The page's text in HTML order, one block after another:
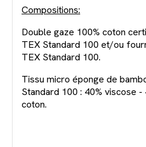
Compositions:
Double gaze 100% coton
TEX Standard 100 et/ou
TEX Standard 100.
Tissu micro éponge de
Standard 100 : 40% viscose
coton.